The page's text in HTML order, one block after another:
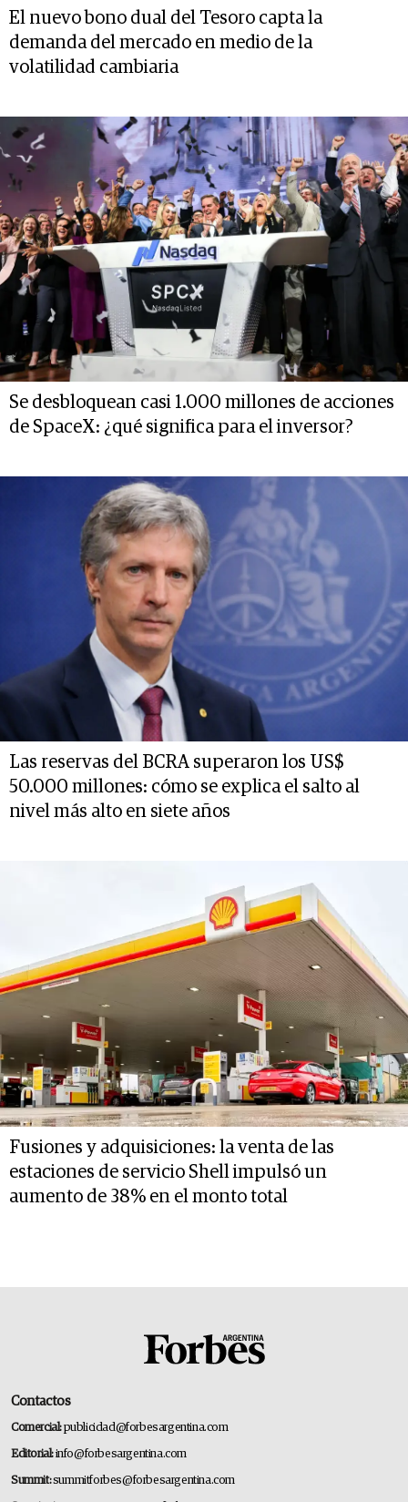
El nuevo bono dual del Tesoro capta la
demanda del mercado en medio de la
volatilidad cambiaria
Se desbloquean casi 1.000 millones de acciones
de SpaceX: ¿qué significa para el inversor?
Las reservas del BCRA superaron los US$
50.000 millones: cómo se explica el salto al
nivel más alto en siete años
Fusiones y adquisiciones: la venta de las
estaciones de servicio Shell impulsó un
aumento de 38% en el monto total
Contactos
Comercial:publicidad@forbesargentina.com
Editorial:info@forbesargentina.com
Summit:summitforbes@forbesargentina.com